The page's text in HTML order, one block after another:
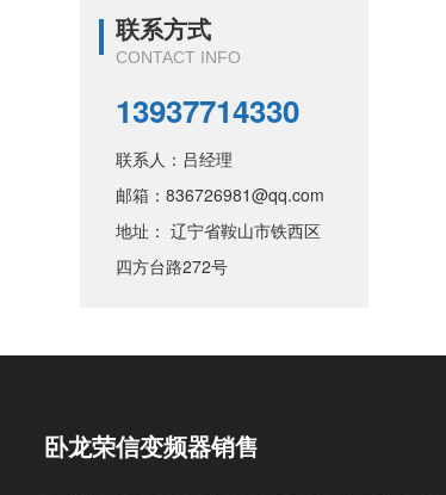
联系方式
CONTACT INFO
13937714330
联系人：吕经理
邮箱：836726981@qq.com
地址： 辽宁省鞍山市铁西区
四方台路272号
卧龙荣信变频器销售